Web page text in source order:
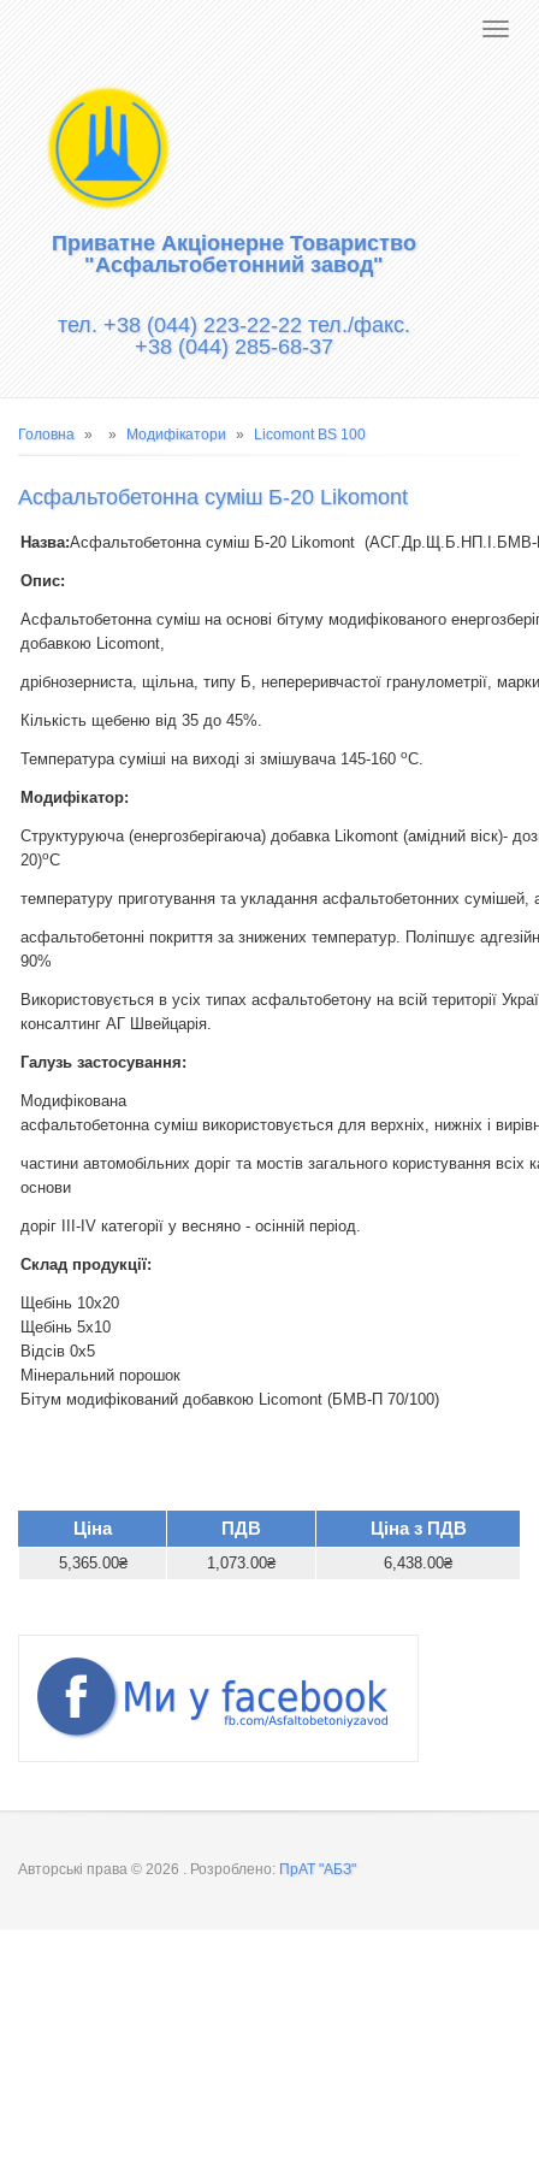
Приватне Акціонерне Товариство
"Асфальтобетонний завод"
тел. +38 (044) 223-22-22 тел./факс.
+38 (044) 285-68-37
Рядок
Головна Модифікатори Licomont BS 100
Асфальтобетонна суміш Б-20 Likomont
Назва:Асфальтобетонна суміш Б-20 Likomont (АСГ.Др.Щ.Б.НП.I.БМВ-
Опис:
Асфальтобетонна суміш на основі бітуму модифікованого
добавкою Licomont,
дрібнозерниста, щільна, типу Б, непереривчастої гранулометрії,
Кількість щебеню від 35 до 45%.
Температура суміші на виході зі змішувача 145-160 оС.
Модифікатор:
Структуруюча (енергозберігаюча) добавка Likomont (амідний віск)-
20)оС
температуру приготування та укладання асфальтобетонних сумішей,
асфальтобетонні покриття за знижених температур. Поліпшує
90%
Використовується в усіх типах асфальтобетону на всій території
консалтинг АГ Швейцарія.
Галузь застосування:
Модифікована
асфальтобетонна суміш використовується для верхніх, нижніх і
частини автомобільних доріг та мостів загального користування всіх
основи
доріг III-IV категорії у весняно - осінній період.
Склад продукції:
Щебінь 10х20
Щебінь 5х10
Відсів 0х5
Мінеральний порошок
Бітум модифікований добавкою Licomont (БМВ-П 70/100)
Ціна ПДВ Ціна з ПДВ
5,365.00₴ 1,073.00₴ 6,438.00₴
Авторські права © 2026 . Розроблено: ПрАТ "АБЗ"